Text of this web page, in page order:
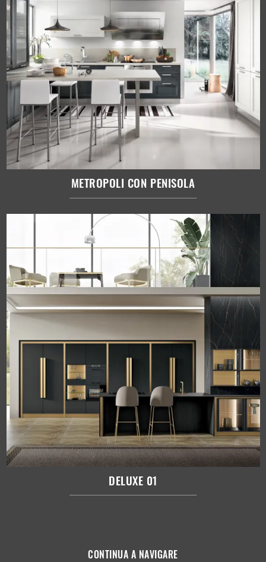
METROPOLI CON PENISOLA
DELUXE 01
CONTINUA A NAVIGARE